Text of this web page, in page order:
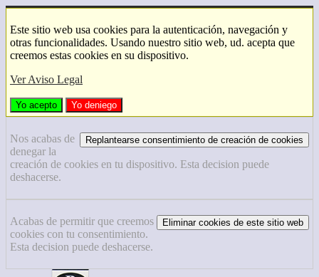
Este sitio web usa cookies para la autenticación, navegación y
otras funcionalidades. Usando nuestro sitio web, ud. acepta que
creemos estas cookies en su dispositivo.
Ver Aviso Legal
Yo acepto Yo deniego
Replantearse consentimiento de creación de cookies
Nos acabas de
denegar la
creación de cookies en tu dispositivo. Esta decision puede
deshacerse.
Eliminar cookies de este sitio web
Acabas de permitir que creemos
cookies con tu consentimiento.
Esta decision puede deshacerse.